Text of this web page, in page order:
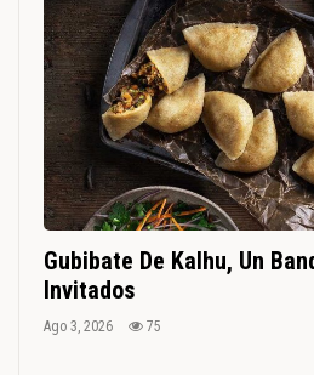
Gubibate De Kalhu, Un
Invitados
Ago 3, 2026 75